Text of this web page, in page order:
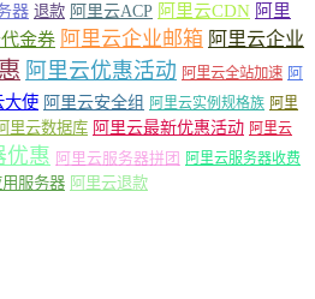
器 退款 阿里云ACP 阿里云CDN 阿里
金券 阿里云企业邮箱 阿里云企业
阿里云优惠活动 阿里云全站加速 阿
大使 阿里云安全组 阿里云实例规格族 阿里
里云数据库 阿里云最新优惠活动 阿里云
优惠 阿里云服务器拼团 阿里云服务器收费
服务器 阿里云退款